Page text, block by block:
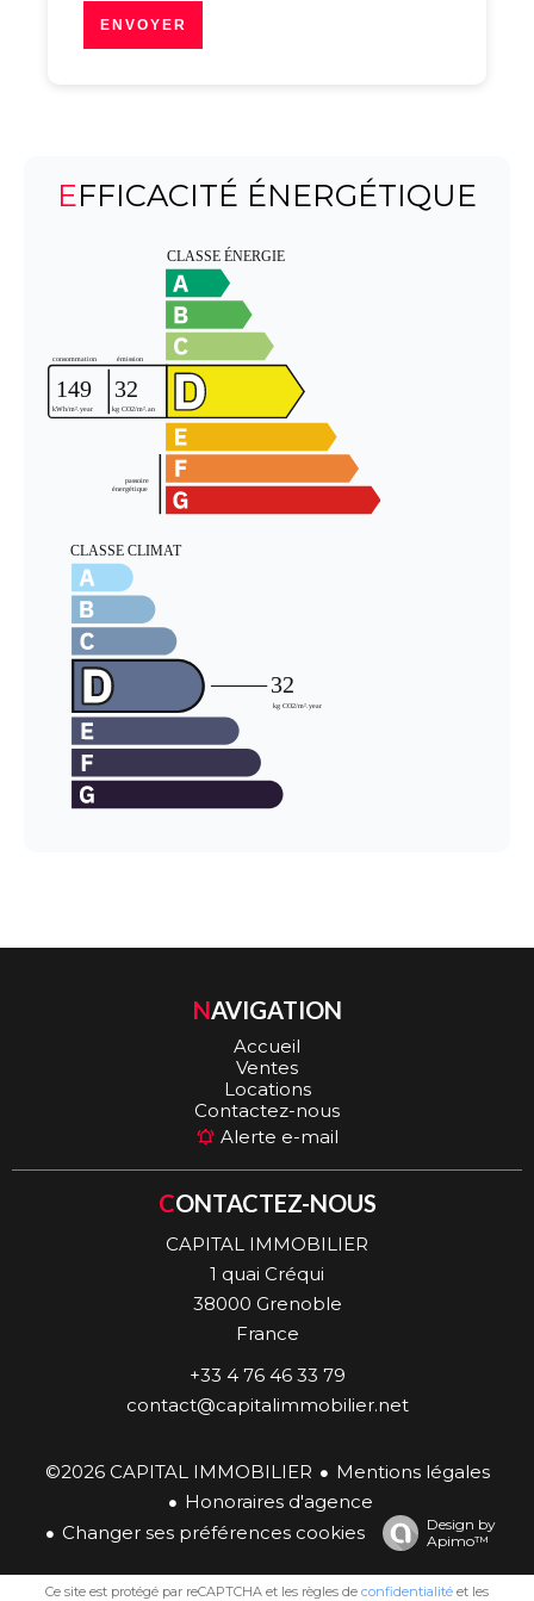
ENVOYER
EFFICACITÉ ÉNERGÉTIQUE
NAVIGATION
Accueil
Ventes
Locations
Contactez-nous
Alerte e-mail
CONTACTEZ-NOUS
CAPITAL IMMOBILIER
1 quai Créqui
38000 Grenoble
France
+33 4 76 46 33 79
contact@capitalimmobilier.net
©2026 CAPITAL IMMOBILIER
Mentions légales
Honoraires d'agence
Changer ses préférences cookies
Design by
Apimo™
Ce site est protégé par reCAPTCHA et les règles de confidentialité et les